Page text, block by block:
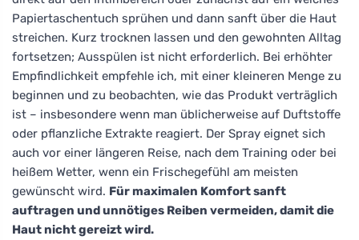
Papiertaschentuch sprühen und dann sanft über die Haut
streichen. Kurz trocknen lassen und den gewohnten Alltag
fortsetzen; Ausspülen ist nicht erforderlich. Bei erhöhter
Empfindlichkeit empfehle ich, mit einer kleineren Menge zu
beginnen und zu beobachten, wie das Produkt verträglich
ist – insbesondere wenn man üblicherweise auf Duftstoffe
oder pflanzliche Extrakte reagiert. Der Spray eignet sich
auch vor einer längeren Reise, nach dem Training oder bei
heißem Wetter, wenn ein Frischegefühl am meisten
gewünscht wird. Für maximalen Komfort sanft
auftragen und unnötiges Reiben vermeiden, damit die
Haut nicht gereizt wird.